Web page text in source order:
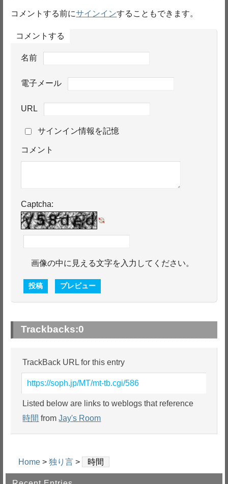
コメントする前にサインインすることもできます。
コメントする
名前
電子メール
URL
サインイン情報を記憶
コメント
Captcha:
画像の中に見える文字を入力してください。
Trackbacks:0
TrackBack URL for this entry
https://soph.jp/MT/mt-tb.cgi/586
Listed below are links to weblogs that reference
時間 fromJay's Room
Home >独り言 > 時間